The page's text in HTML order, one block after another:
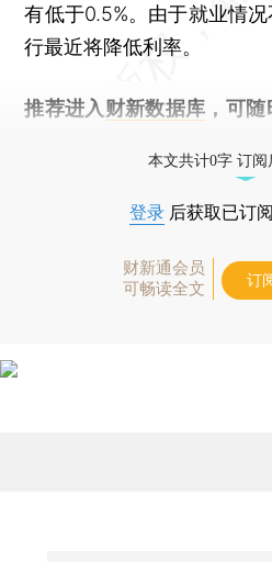
有低于0.5%。由于就业情
行最近将降低利率。
推荐进入 财新数据库 ，可
本文共计0字 订阅
登录 后获取已订
财新通会员
可畅读全文
订